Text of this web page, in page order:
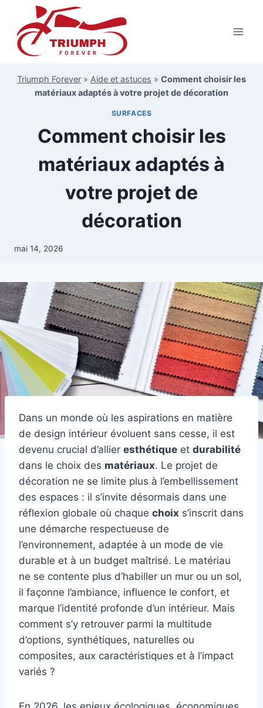
contenu
Triumph Forever » Aide et astuces » Comment choisir les
matériaux adaptés à votre projet de décoration
SURFACES
Comment choisir les
matériaux adaptés à
votre projet de
décoration
mai 14, 2026
Dans un monde où les aspirations en matière
de design intérieur évoluent sans cesse, il est
devenu crucial d’allier esthétique et durabilité
dans le choix des matériaux. Le projet de
décoration ne se limite plus à l’embellissement
des espaces : il s’invite désormais dans une
réflexion globale où chaque choix s’inscrit dans
une démarche respectueuse de
l’environnement, adaptée à un mode de vie
durable et à un budget maîtrisé. Le matériau
ne se contente plus d’habiller un mur ou un sol,
il façonne l’ambiance, influence le confort, et
marque l’identité profonde d’un intérieur. Mais
comment s’y retrouver parmi la multitude
d’options, synthétiques, naturelles ou
composites, aux caractéristiques et à l’impact
variés ?